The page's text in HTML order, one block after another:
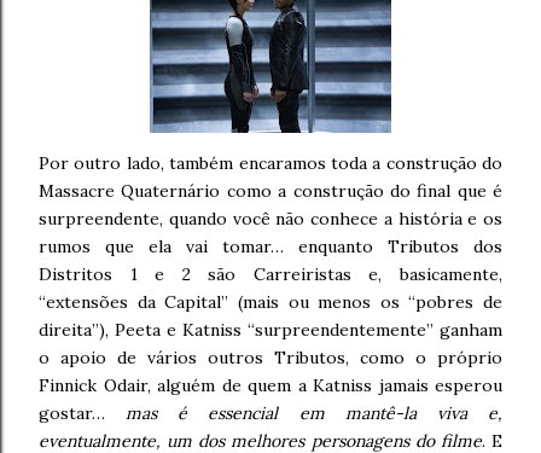
Por outro lado, também encaramos toda a construção do
Massacre Quaternário como a construção do final que é
surpreendente, quando você não conhece a história e os
rumos que ela vai tomar… enquanto Tributos dos
Distritos 1 e 2 são Carreiristas e, basicamente,
“extensões da Capital” (mais ou menos os “pobres de
direita”), Peeta e Katniss “surpreendentemente” ganham
o apoio de vários outros Tributos, como o próprio
Finnick Odair, alguém de quem a Katniss jamais esperou
gostar…mas é essencial em mantê-la viva e,
eventualmente, um dos melhores personagens do filme. E